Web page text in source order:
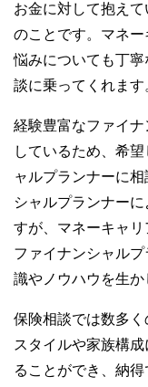
お金に対して抱え
のことです。マネ
悩みについても丁
談に乗ってくれます
経験豊富なファイ
しているため、希
ャルプランナーに
シャルプランナー
すが、マネーキャ
ファイナンシャル
識やノウハウを生か
保険相談では数多
スタイルや家族構
ることができ、納